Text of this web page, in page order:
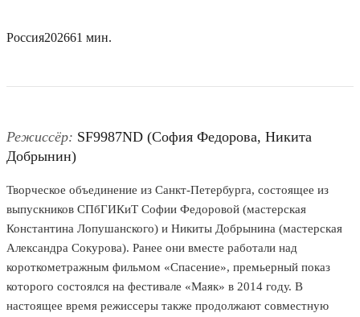
Россия202661 мин.
Режиссёр: SF9987ND (София Федорова, Никита
Добрынин)
Творческое объединение из Санкт-Петербурга, состоящее из
выпускников СПбГИКиТ Софии Федоровой (мастерская
Константина Лопушанского) и Никиты Добрынина (мастерская
Александра Сокурова). Ранее они вместе работали над
короткометражным фильмом «Спасение», премьерный показ
которого состоялся на фестивале «Маяк» в 2014 году. В
настоящее время режиссеры также продолжают совместную